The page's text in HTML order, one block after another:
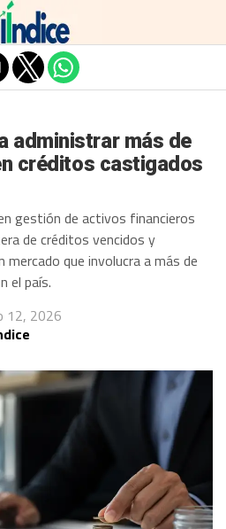
administrar más de
créditos castigados
gestión de activos financieros
de créditos vencidos y
que involucra a más de
el país.
12, 2026
la versión móvil